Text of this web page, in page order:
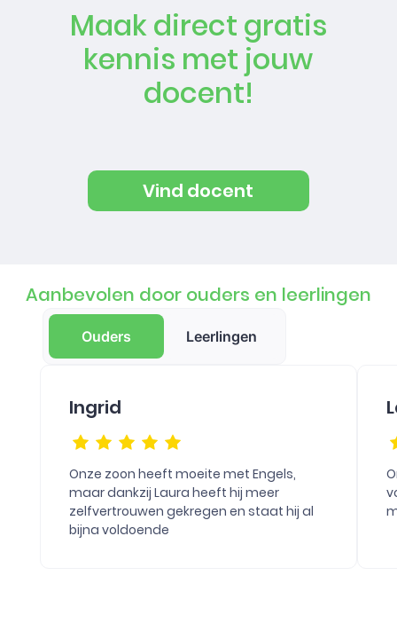
Maak direct gratis
kennis met jouw
docent!
Vind docent
Aanbevolen door ouders en leerlingen
Ouders Leerlingen
Ingrid
Onze zoon heeft moeite met Engels,
maar dankzij Laura heeft hij meer
zelfvertrouwen gekregen en staat hij al
bijna voldoende